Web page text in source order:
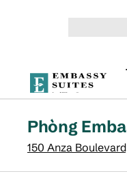
Phòng
150 Anza